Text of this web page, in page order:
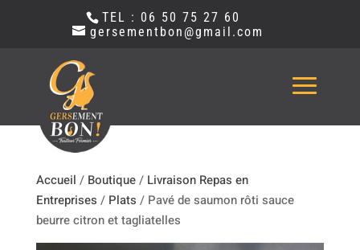
TEL : 06 50 75 27 60
gersementbon@gmail.com
Accueil / Boutique/ Livraison Repas en
Entreprises / Plats / Pavé de saumon rôti sauce
beurre citron et tagliatelles